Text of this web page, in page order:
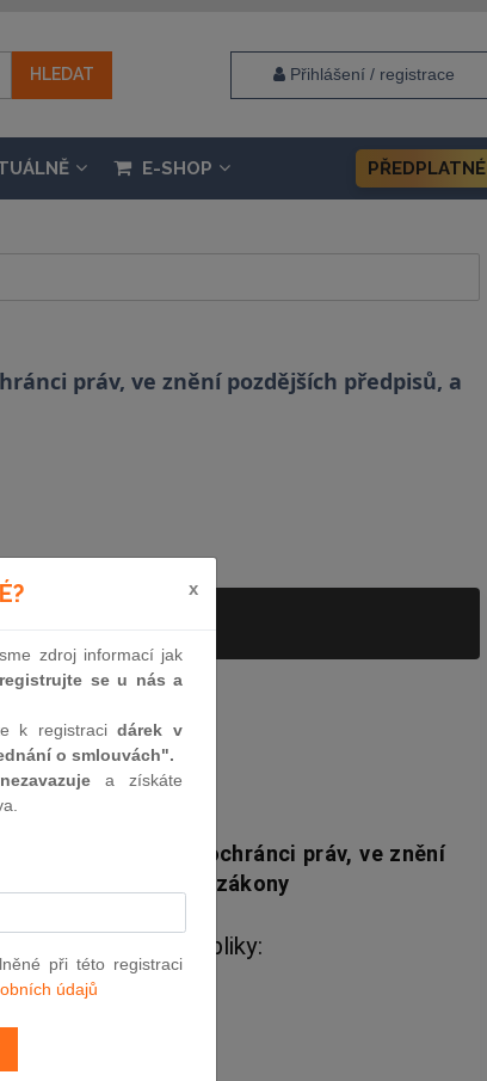
Přihlášení / registrace
E-SHOP PŘEDPLATNÉ
práv, ve znění pozdějších předpisů, a
ZÁKON
19. srpna 2005,
Sb., o Veřejném ochránci práv, ve znění
a některé další zákony
České republiky:
PRVNÍ
x
zdroj informací jak
se u nás a
k registracidárek v
o smlouvách".
a získáte
při této registraci
údajů